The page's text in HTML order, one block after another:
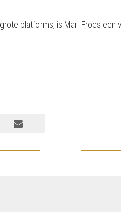
platforms, is Mari Froes een